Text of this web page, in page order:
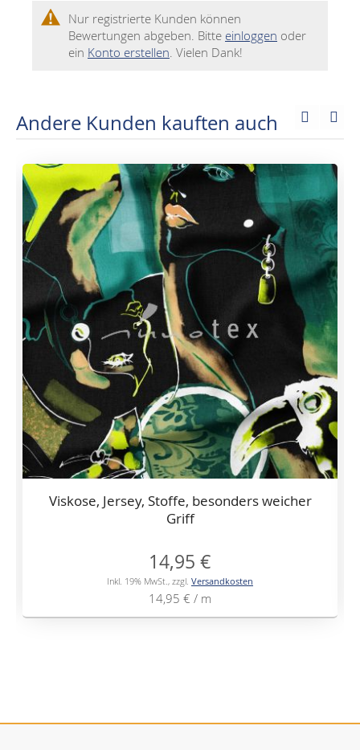
Nur registrierte Kunden können
Bewertungen abgeben. Bitte einloggen oder
ein Konto erstellen. Vielen Dank!
Andere Kunden kauften auch
Viskose, Jersey, Stoffe, besonders weicher
Griff
14,95 €
Inkl. 19% MwSt., zzgl. Versandkosten
14,95 € / m